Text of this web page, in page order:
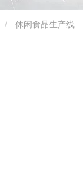
休闲食品生产线